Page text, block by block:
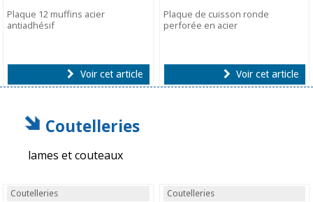
Plaque 12 muffins acier
antiadhésif
Voir cet article
Plaque de cuisson ronde
perforée en acier
Voir cet article
Coutelleries
lames et couteaux
Coutelleries Coutelleries